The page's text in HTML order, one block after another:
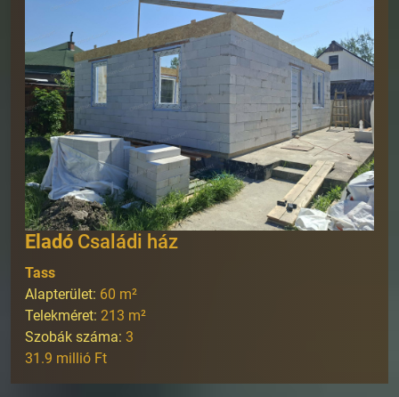
Eladó Családi ház
Tass
Alapterület: 60 m²
Telekméret: 213 m²
Szobák száma: 3
31.9 millió Ft